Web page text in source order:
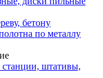
бетону
по металлу
штативы,